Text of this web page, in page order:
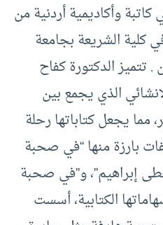
وأكاديمية أردنية من
كلية الشريعة بجامعة
. تتميز الدكتورة كفاح
الذي يجمع بين
مما يجعل كتاباتها رحلة
بارزة منها “في صحبة
إبراهيم”، و”في صحبة
الكتابية، أسست